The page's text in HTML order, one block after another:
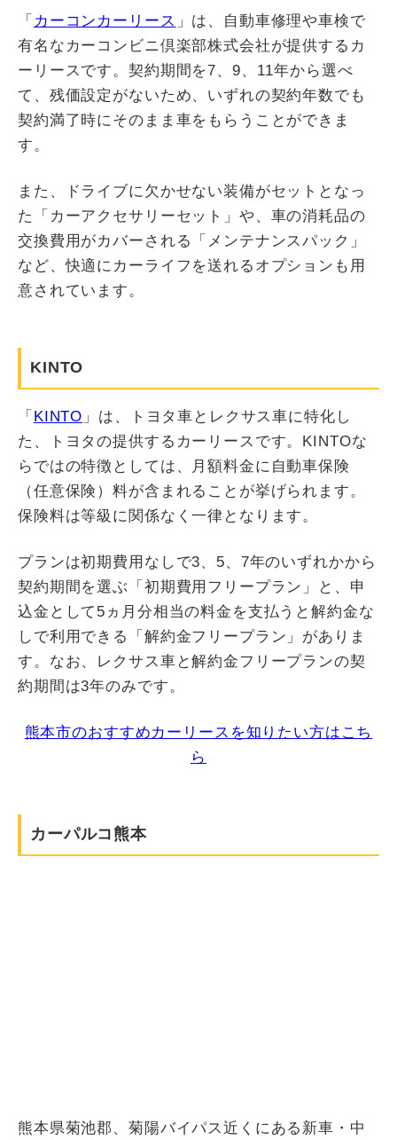
「 カーコンカーリース 」は、自動車修理や車検で
有名なカーコンビニ倶楽部株式会社が提供するカ
ーリースです。契約期間を7、9、11年から選べ
て、残価設定がないため、いずれの契約年数でも
契約満了時にそのまま車をもらうことができま
す。
また、ドライブに欠かせない装備がセットとなっ
た「カーアクセサリーセット」や、車の消耗品の
交換費用がカバーされる「メンテナンスパック」
など、快適にカーライフを送れるオプションも用
意されています。
KINTO
「 KINTO 」は、トヨタ車とレクサス車に特化し
た、トヨタの提供するカーリースです。KINTOな
らではの特徴としては、月額料金に自動車保険
（任意保険）料が含まれることが挙げられます。
保険料は等級に関係なく一律となります。
プランは初期費用なしで3、5、7年のいずれかから
契約期間を選ぶ「初期費用フリープラン」と、申
込金として5ヵ月分相当の料金を支払うと解約金な
しで利用できる「解約金フリープラン」がありま
す。なお、レクサス車と解約金フリープランの契
約期間は3年のみです。
熊本市のおすすめカーリースを知りたい方はこち
ら
カーパルコ熊本
熊本県菊池郡、菊陽バイパス近くにある新車・中